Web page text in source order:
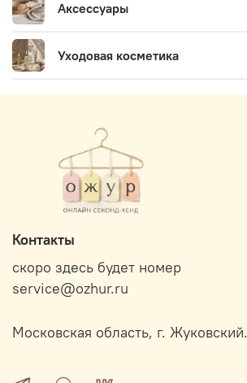
Аксессуары
Уходовая косметика
Контакты
скоро здесь будет номер
service@ozhur.ru
Московская область, г. Жуковский.